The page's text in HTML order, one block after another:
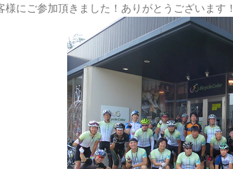
にご参加頂きました！ありがとうございます！